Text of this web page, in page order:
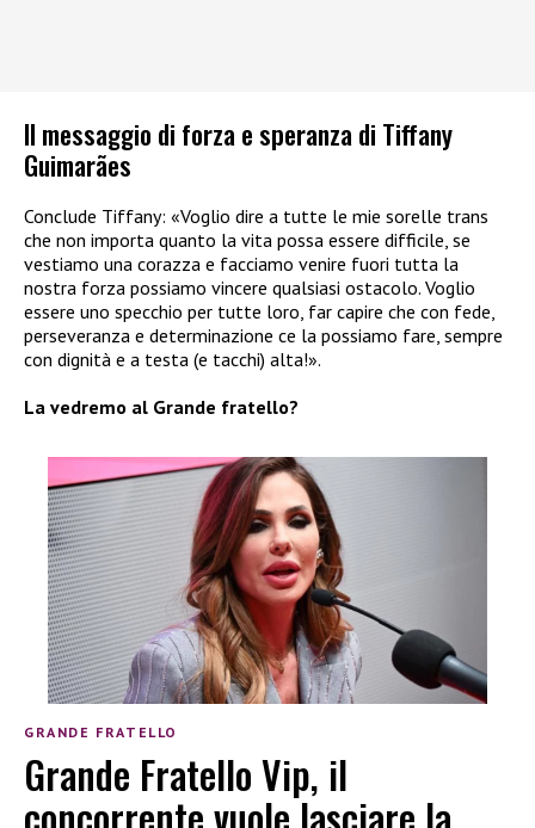
Il messaggio di forza e speranza di Tiffany
Guimarães
Conclude Tiffany: «Voglio dire a tutte le mie sorelle trans
che non importa quanto la vita possa essere difficile, se
vestiamo una corazza e facciamo venire fuori tutta la
nostra forza possiamo vincere qualsiasi ostacolo. Voglio
essere uno specchio per tutte loro, far capire che con fede,
perseveranza e determinazione ce la possiamo fare, sempre
con dignità e a testa (e tacchi) alta!».
La vedremo al Grande fratello?
GRANDE FRATELLO
Grande Fratello Vip, il
concorrente vuole lasciare la